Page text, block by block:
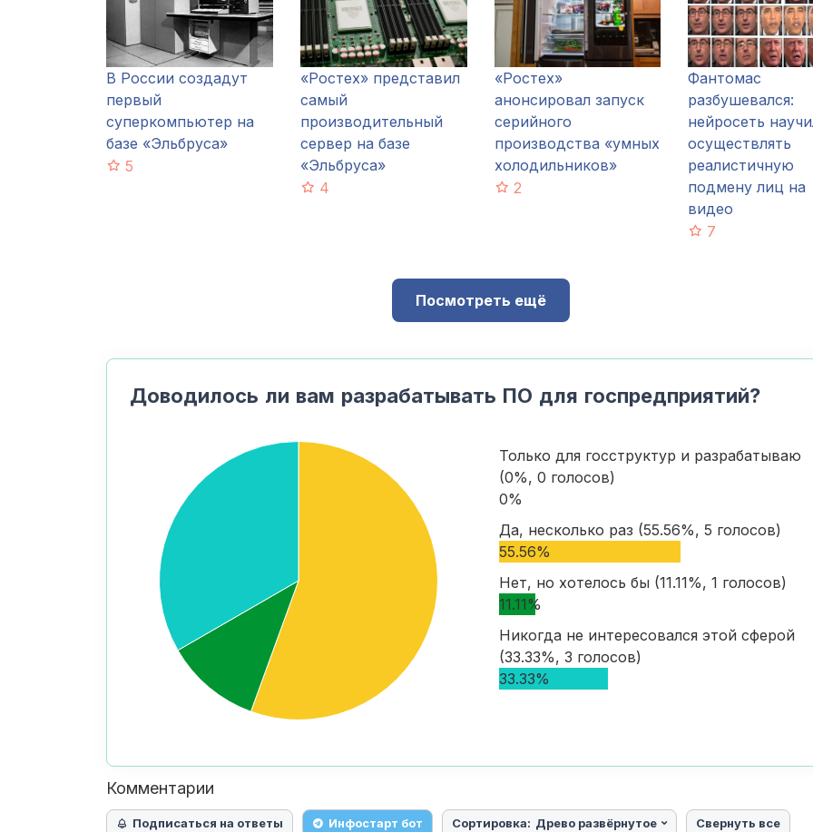
В России создадут
первый
суперкомпьютер на
базе «Эльбруса»
5
«Ростех» представил
самый
производительный
сервер на базе
«Эльбруса»
4
«Ростех»
анонсировал запуск
серийного
производства «умных
холодильников»
2
Фантомас
разбушевался:
нейросеть
осуществлять
реалистичную
подмену лиц на
видео
7
Посмотреть ещё
Доводилось ли вам разрабатывать ПО для госпредприятий?
Только для госструктур и разрабатываю
(0%, 0 голосов)
0%
Да, несколько раз (55.56%, 5 голосов)
55.56%
Нет, но хотелось бы (11.11%, 1 голосов)
11.11%
Никогда не интересовался этой сферой
(33.33%, 3 голосов)
33.33%
Комментарии
Подписаться на ответы Инфостарт бот Сортировка: Древо развёрнутое Свернуть все